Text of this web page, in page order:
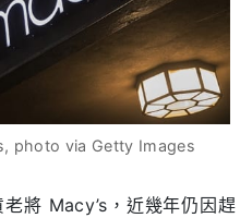
photo via Getty Images
老將 Macy’s ，近幾年仍因趕